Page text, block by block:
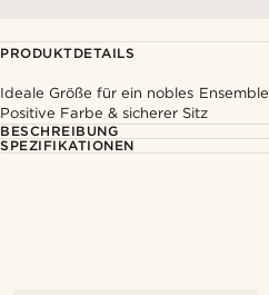
PRODUKTDETAILS
Ideale Größe für ein nobles Ensemble
Positive Farbe & sicherer Sitz
BESCHREIBUNG
SPEZIFIKATIONEN